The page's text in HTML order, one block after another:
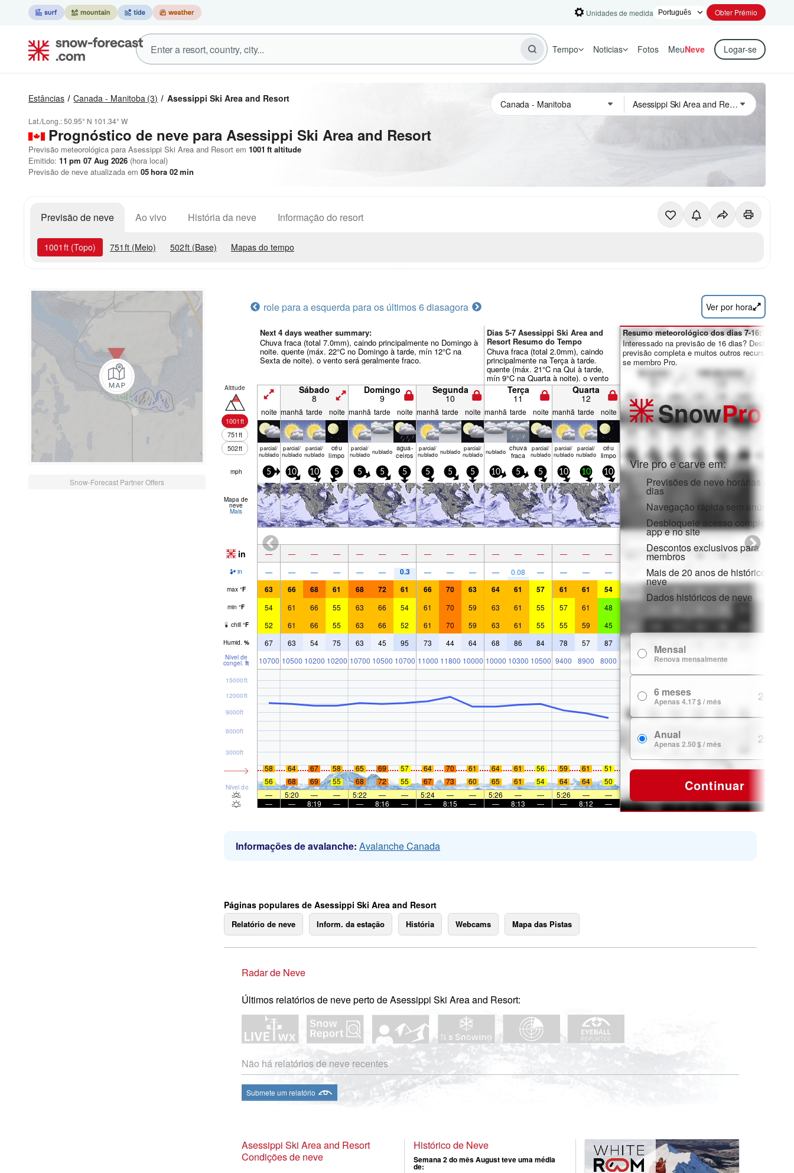
Unidades de medida Obter Prémio
Tempo Noticias Fotos MeuNeve Logar-se
Estâncias Canada - Manitoba (3) Asessippi Ski Area and Resort
Lat./Long.:50.95° N 101.34° W
Prognóstico de neve para Asessippi Ski Area and Resort
Previsão meteorológica para Asessippi Ski Area and Resort em 1001 ft altitude
Emitido: 11 pm 07 Aug 2026 (hora local)
Previsão de neve atualizada em 05hora 02min
Previsão de neve Ao vivo História da neve Informação do resort
1001 ft (Topo) 751 ft (Meio) 502ft (Base) Mapas do tempo
Snow-Forecast Partner Offers
role para a esquerda para os últimos 6 diasagora Ver por hora
Next 4 days weather summary:
Chuva fraca (total 7.0mm), caindo principalmente no Domingo à
noite. quente (máx. 22°C no Domingo à tarde, mín 12°C na
Sexta de noite). o vento será geralmente fraco.
Dias 5-7 Asessippi Ski Area and
Resort Resumo do Tempo
Chuva fraca (total 2.0mm), caindo
principalmente na Terça à tarde.
quente (máx. 21°C na Qui à tarde,
mín 9°C na Quarta à noite). o vento
será geralmente fraco.
Altitude
1001ft
751ft
502ft
Sábado
8
Domingo
9
Segunda
10
Terça
11
Quarta
12
noite manhã tarde noite manhã tarde noite manhã tarde noite manhã tarde noite manhã tarde noite
parcial/
nublado
parcial/
nublado
parcial/
nublado
céu
limpo
parcial/
nublado nubl­ado agua­
ceiros
parcial/
nublado nubl­ado parcial/
nublado nubl­ado chuva
fraca
parcial/
nublado
parcial/
nublado
parcial/
nublado
céu
limpo
mph 5 10 10 5 5 5 5 5 5 5 10 5 5 10 10 10
Mapa de
neve
Mais
in — — — — — — — — — — — — — — — —
in — — — — — — 0.3 — — — — 0.08 — — — —
max °F 63 66 68 61 68 72 61 66 70 63 64 61 57 61 61 54
min °F 54 61 66 55 63 66 54 61 70 59 63 61 55 57 61 48
chill °F 52 61 66 55 63 66 52 61 70 59 63 61 55 55 59 45
Humid. % 67 63 54 75 63 45 95 73 44 64 68 86 84 78 57 87
Nível de
congel. ft 10700 10500 10200 10200 10700 10500 10700 11000 11800 10000 10000 10300 10500 9400 8900 8000
Nível do mar
3000ft
6000ft
9000ft
12000ft
15000ft
58 64 67 58 65 69 57 64 70 61 64 61 56 59 61
51
56
68 69 55 68 72 55 67 73 60 65 61 54 64 64
50
—
5:20 — — 5:22 — — 5:24 — — 5:26 — — 5:26 —
—
—
— 8:19 — — 8:16 — — 8:15 — — 8:13 — — 8:12 —
Resumo meteorológico dos dias 7-16:
Interessado na previsão de 16 dias? Desbloqueie
previsão completa e muitos outros recursos ao
se membro Pro.
SnowPro
Vire pro e carve em:
Previsões de neve horárias e de 16
dias
Navegação rápida sem anúncios
Desbloqueie acesso completo na
app e no site
Descontos exclusivos para
membros
Mais de 20 anos de histórico de
neve
Dados históricos de neve
Mensal
Renova mensalmente
6 meses
Apenas 4.17 $ / mês 24.99 $
Anual
Apenas 2.50 $ / mês 29.99 $
Continuar
Informações de avalanche: Avalanche Canada
Páginas populares de Asessippi Ski Area and Resort
Relatório de neve Inform. da estação História Webcams Mapa das Pistas
Radar de Neve
Últimos relatórios de neve perto de Asessippi Ski Area and Resort:
Não há relatórios de neve recentes
Submete um relatório
Asessippi Ski Area and Resort
Condições de neve
Histórico de Neve
Semana 2 do mês August teve uma média
de: